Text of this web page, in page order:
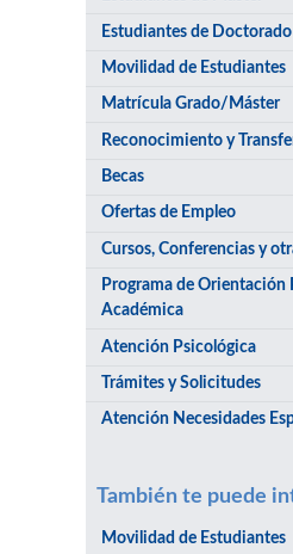
Estudiantes de Doctorado
Movilidad de Estudiantes
Matrícula Grado/Máster
Reconocimiento y
Becas
Ofertas de Empleo
Cursos, Conferencias y
Programa de Orientación
Académica
Atención Psicológica
Trámites y Solicitudes
Atención Necesidades
También te puede
Movilidad de Estudiantes